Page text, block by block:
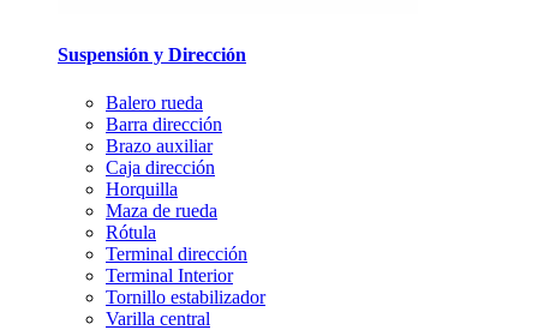
Suspensión y Dirección
Balero rueda
Barra dirección
Brazo auxiliar
Caja dirección
Horquilla
Maza de rueda
Rótula
Terminal dirección
Terminal Interior
Tornillo estabilizador
Varilla central